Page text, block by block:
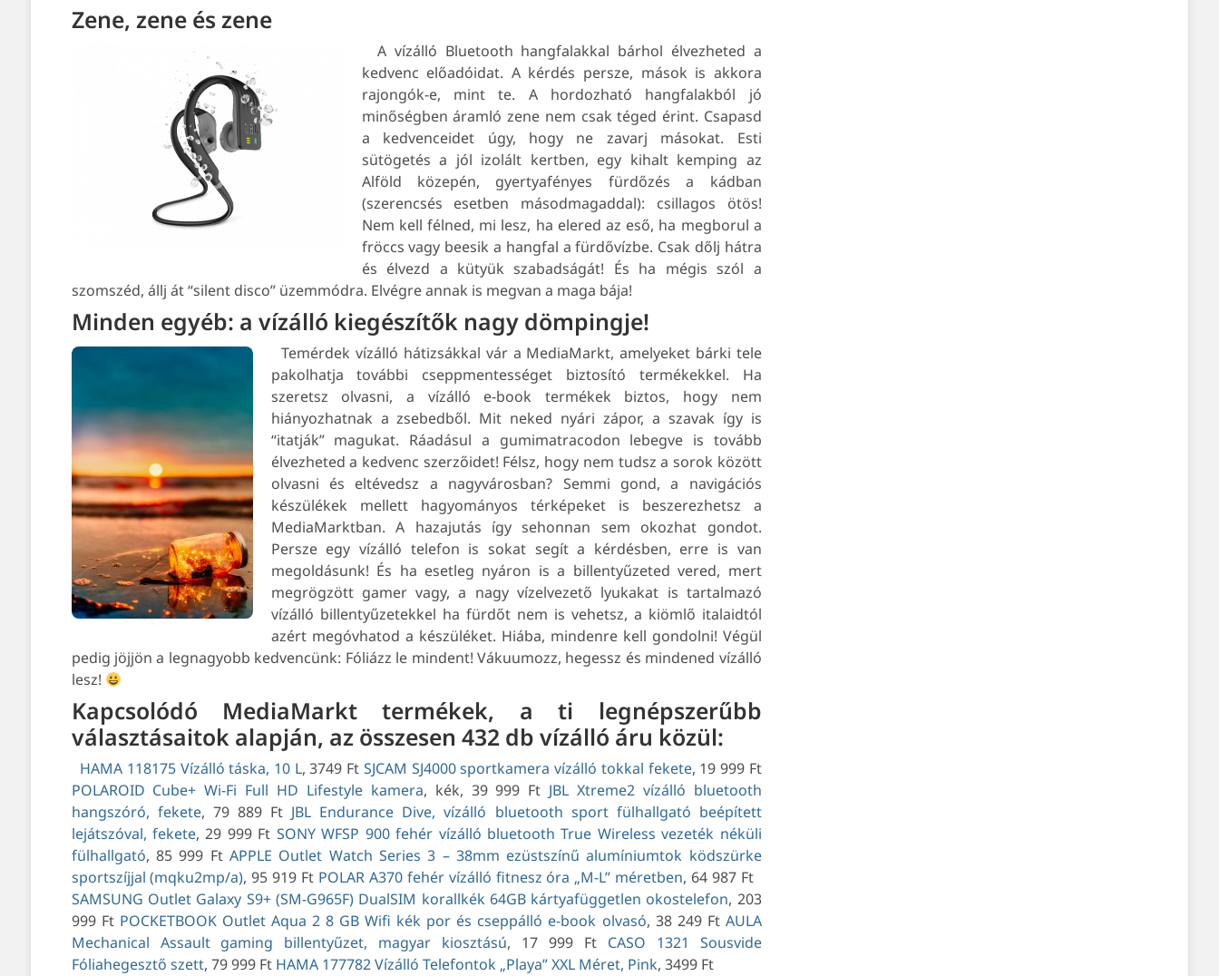
Zene, zene és zene
A vízálló Bluetooth hangfalakkal bárhol élvezheted a
kedvenc előadóidat. A kérdés persze, mások is akkora
rajongók-e, mint te. A hordozható hangfalakból jó
minőségben áramló zene nem csak téged érint. Csapasd
a kedvenceidet úgy, hogy ne zavarj másokat. Esti
sütögetés a jól izolált kertben, egy kihalt kemping az
Alföld közepén, gyertyafényes fürdőzés a kádban
(szerencsés esetben másodmagaddal): csillagos ötös!
Nem kell félned, mi lesz, ha elered az eső, ha megborul a
fröccs vagy beesik a hangfal a fürdővízbe. Csak dőlj hátra
és élvezd a kütyük szabadságát! És ha mégis szól a
szomszéd, állj át “silent disco” üzemmódra. Elvégre annak is megvan a maga bája!
Minden egyéb: a vízálló kiegészítők nagy dömpingje!
Temérdek vízálló hátizsákkal vár a MediaMarkt, amelyeket bárki tele
pakolhatja további cseppmentességet biztosító termékekkel. Ha
szeretsz olvasni, a vízálló e-book termékek biztos, hogy nem
hiányozhatnak a zsebedből. Mit neked nyári zápor, a szavak így is
“itatják” magukat. Ráadásul a gumimatracodon lebegve is tovább
élvezheted a kedvenc szerzőidet! Félsz, hogy nem tudsz a sorok között
olvasni és eltévedsz a nagyvárosban? Semmi gond, a navigációs
készülékek mellett hagyományos térképeket is beszerezhetsz a
MediaMarktban. A hazajutás így sehonnan sem okozhat gondot.
Persze egy vízálló telefon is sokat segít a kérdésben, erre is van
megoldásunk! És ha esetleg nyáron is a billentyűzeted vered, mert
megrögzött gamer vagy, a nagy vízelvezető lyukakat is tartalmazó
vízálló billentyűzetekkel ha fürdőt nem is vehetsz, a kiömlő italaidtól
azért megóvhatod a készüléket. Hiába, mindenre kell gondolni! Végül
pedig jöjjön a legnagyobb kedvencünk: Fóliázz le mindent! Vákuumozz, hegessz és mindened vízálló
lesz!
Kapcsolódó MediaMarkt termékek, a ti legnépszerűbb
választásaitok alapján, az összesen 432 db vízálló áru közül:
HAMA 118175 Vízálló táska, 10 L, 3749 Ft SJCAM SJ4000 sportkamera vízálló tokkal fekete, 19 999 Ft
POLAROID Cube+ Wi-Fi Full HD Lifestyle kamera, kék, 39 999 Ft JBL Xtreme2 vízálló bluetooth
hangszóró, fekete, 79 889 Ft JBL Endurance Dive, vízálló bluetooth sport fülhallgató beépített
lejátszóval, fekete, 29 999 Ft SONY WFSP 900 fehér vízálló bluetooth True Wireless vezeték néküli
fülhallgató, 85 999 Ft APPLE Outlet Watch Series 3 – 38mm ezüstszínű alumíniumtok ködszürke
sportszíjjal (mqku2mp/a), 95 919 Ft POLAR A370 fehér vízálló fitnesz óra „M-L” méretben, 64 987 Ft
SAMSUNG Outlet Galaxy S9+ (SM-G965F) DualSIM korallkék 64GB kártyafüggetlen okostelefon, 203
999 Ft POCKETBOOK Outlet Aqua 2 8 GB Wifi kék por és cseppálló e-book olvasó, 38 249 Ft AULA
Mechanical Assault gaming billentyűzet, magyar kiosztású, 17 999 Ft CASO 1321 Sousvide
Fóliahegesztő szett, 79 999 Ft HAMA 177782 Vízálló Telefontok „Playa” XXL Méret, Pink, 3499 Ft